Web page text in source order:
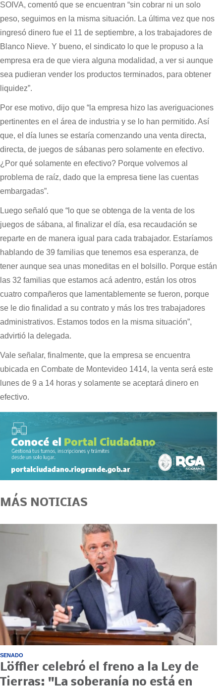
SOIVA, comentó que se encuentran “sin cobrar ni un solo
peso, seguimos en la misma situación. La última vez que nos
ingresó dinero fue el 11 de septiembre, a los trabajadores de
Blanco Nieve. Y bueno, el sindicato lo que le propuso a la
empresa era de que viera alguna modalidad, a ver si aunque
sea pudieran vender los productos terminados, para obtener
liquidez”.
Por ese motivo, dijo que “la empresa hizo las averiguaciones
pertinentes en el área de industria y se lo han permitido. Así
que, el día lunes se estaría comenzando una venta directa,
directa, de juegos de sábanas pero solamente en efectivo.
¿Por qué solamente en efectivo? Porque volvemos al
problema de raíz, dado que la empresa tiene las cuentas
embargadas”.
Luego señaló que “lo que se obtenga de la venta de los
juegos de sábana, al finalizar el día, esa recaudación se
reparte en de manera igual para cada trabajador. Estaríamos
hablando de 39 familias que tenemos esa esperanza, de
tener aunque sea unas moneditas en el bolsillo. Porque están
las 32 familias que estamos acá adentro, están los otros
cuatro compañeros que lamentablemente se fueron, porque
se le dio finalidad a su contrato y más los tres trabajadores
administrativos. Estamos todos en la misma situación”,
advirtió la delegada.
Vale señalar, finalmente, que la empresa se encuentra
ubicada en Combate de Montevideo 1414, la venta será este
lunes de 9 a 14 horas y solamente se aceptará dinero en
efectivo.
MÁS NOTICIAS
SENADO
Löffler celebró el freno a la Ley de
Tierras: "La soberanía no está en